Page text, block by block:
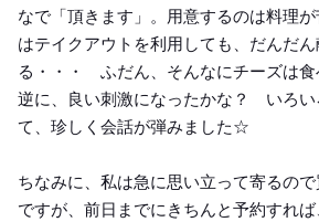
なで「頂きます」。用意するのは料理
はテイクアウトを利用しても、だんだ
る・・・ ふだん、そんなにチーズは食
逆に、良い刺激になったかな？ いろい
て、珍しく会話が弾みました☆
ちなみに、私は急に思い立って寄るの
ですが、前日までにきちんと予約すれ